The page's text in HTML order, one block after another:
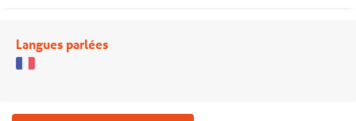
Langues parlées